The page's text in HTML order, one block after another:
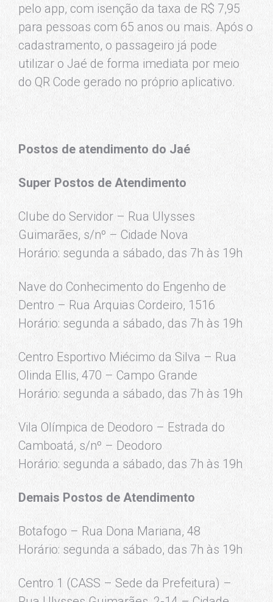
pelo app, com isenção da taxa de R$ 7,95
para pessoas com 65 anos ou mais. Após o
cadastramento, o passageiro já pode
utilizar o Jaé de forma imediata por meio
do QR Code gerado no próprio aplicativo.
Postos de atendimento do Jaé
Super Postos de Atendimento
Clube do Servidor – Rua Ulysses
Guimarães, s/nº – Cidade Nova
Horário: segunda a sábado, das 7h às 19h
Nave do Conhecimento do Engenho de
Dentro – Rua Arquias Cordeiro, 1516
Horário: segunda a sábado, das 7h às 19h
Centro Esportivo Miécimo da Silva – Rua
Olinda Ellis, 470 – Campo Grande
Horário: segunda a sábado, das 7h às 19h
Vila Olímpica de Deodoro – Estrada do
Camboatá, s/nº – Deodoro
Horário: segunda a sábado, das 7h às 19h
Demais Postos de Atendimento
Botafogo – Rua Dona Mariana, 48
Horário: segunda a sábado, das 7h às 19h
Centro 1 (CASS – Sede da Prefeitura) –